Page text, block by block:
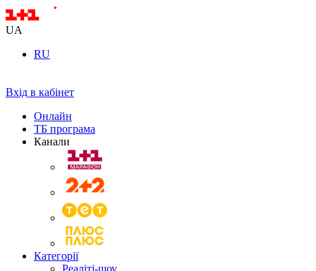
UA
RU
Вхід в кабінет
Онлайн
ТБ програма
Канали
Категорії
Реаліті-шоу